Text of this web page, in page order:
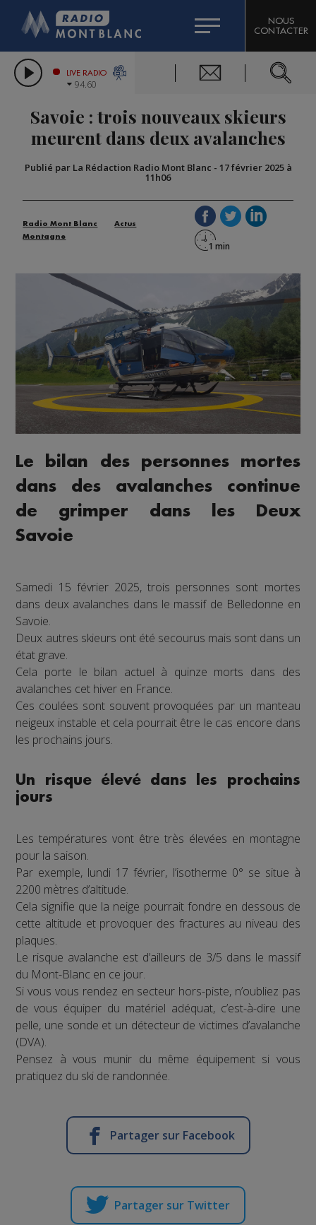
LES CHRONIQUES DE L'EXPERT
CITIZEN MACHINERY
GRAND MASSIF DOMAINES SKIABLES
BIGARD
COMPAGNIE DU MONT-BLANC
NOUS
CONTACTER
LIVE RADIO
94.60
Savoie : trois nouveaux skieurs
meurent dans deux avalanches
Publié par La Rédaction Radio Mont Blanc - 17 février 2025 à
11h06
Radio Mont Blanc
Actus
Montagne
Le bilan des personnes mortes
dans des avalanches continue
de grimper dans les Deux
Savoie
Samedi 15 février 2025, trois personnes sont mortes
dans deux avalanches dans le massif de Belledonne en
Savoie.
Deux autres skieurs ont été secourus mais sont dans un
état grave.
Cela porte le bilan actuel à quinze morts dans des
avalanches cet hiver en France.
Ces coulées sont souvent provoquées par un manteau
neigeux instable et cela pourrait être le cas encore dans
les prochains jours.
Un risque élevé dans les prochains
jours
Les températures vont être très élevées en montagne
pour la saison.
Par exemple, lundi 17 février, l’isotherme 0° se situe à
2200 mètres d’altitude.
Cela signifie que la neige pourrait fondre en dessous de
cette altitude et provoquer des fractures au niveau des
plaques.
Le risque avalanche est d’ailleurs de 3/5 dans le massif
du Mont-Blanc en ce jour.
Si vous vous rendez en secteur hors-piste, n’oubliez pas
de vous équiper du matériel adéquat, c’est-à-dire une
pelle, une sonde et un détecteur de victimes d’avalanche
(DVA).
Pensez à vous munir du même équipement si vous
pratiquez du ski de randonnée.
Partager sur Facebook
Partager sur Twitter